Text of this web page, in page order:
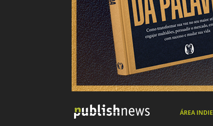
ÁREA INDIE